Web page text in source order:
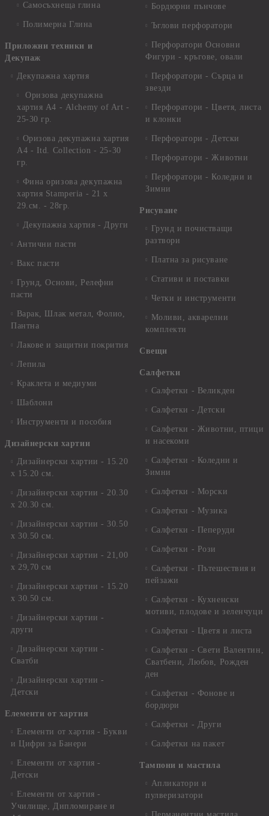
Самосъхнеща глина
Полимерна Глина
Приложни техники и
Декупаж
Декупажна хартия
Оризова декупажна
хартия А4 - Alchemy of Art -
25-30 гр.
Оризова декупажна хартия
А4 - Itd. Collection - 25-30
гр.
Фина оризова декупажна
хартия Stamperia - 21 х
29.см. - 28гр.
Декупажна хартия - Други
Антични пасти
Вакс пасти
Грунд, Основи, Релефни
пасти
Варак, Шлак метал, Фолио,
Пантна
Лакове и защитни покрития
Лепила
Краклета и медиуми
Шаблони
Инструменти и пособия
Дизайнерски хартии
Дизайнерски хартии - 15.20
х 15.20 см.
Дизайнерски хартии - 20.30
х 20.30 см.
Дизайнерски хартии - 30.50
х 30.50 см.
Дизайнерски хартии - 21,00
х 29,70 см
Дизайнерски хартии - 15.20
x 30.50 см.
Дизайнерски хартии -
други
Дизайнерски хартии -
Сватби
Дизайнерски хартии -
Детски
Елементи от хартия
Елементи от хартия - Букви
и Цифри за Банери
Елементи от хартия -
Детски
Елементи от хартия -
Училище, Дипломиране и
Бордюрни пънчове
Ъглови перфоратори
Перфоратори Основни
Фигури - кръгове, овали
Перфоратори - Сърца и
звезди
Перфоратори - Цветя, листа
и клонки
Перфоратори - Детски
Перфоратори - Животни
Перфоратори - Коледни и
Зимни
Рисуване
Грунд и почистващи
разтвори
Платна за рисуване
Стативи и поставки
Четки и инструменти
Моливи, акварелни
комплекти
Свещи
Салфетки
Салфетки - Великден
Салфетки - Детски
Салфетки - Животни, птици
и насекоми
Салфетки - Коледни и
Зимни
Салфетки - Морски
Салфетки - Музика
Салфетки - Пеперуди
Салфетки - Рози
Салфетки - Пътешествия и
пейзажи
Салфетки - Кухненски
мотиви, плодове и зеленчуци
Салфетки - Цветя и листа
Салфетки - Свети Валентин,
Сватбени, Любов, Рожден
ден
Салфетки - Фонове и
бордюри
Салфетки - Други
Салфетки на пакет
Тампони и мастила
Апликатори и
пулверизатори